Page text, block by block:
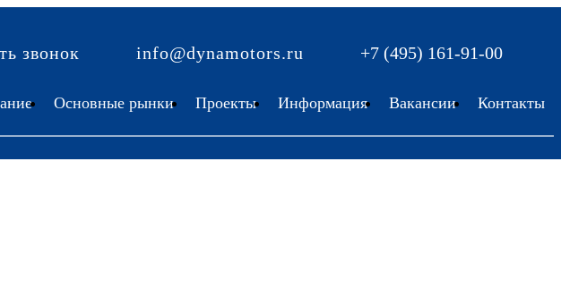
+7 (495) 161-91-00
info@dynamotors.ru
звонок
Основные рынки Проекты Информация Вакансии Контакты